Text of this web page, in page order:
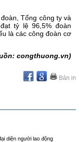
Tổng công ty và
tỷ lệ 96,5% đoàn
là các công đoàn cơ
congthuong.vn)
Bản in
diện người lao động